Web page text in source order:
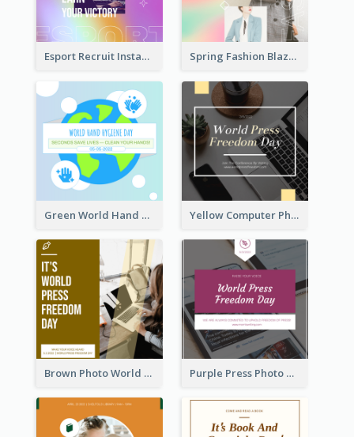
Esport Recruit Instagram Post Spring Fashion Blazer Instagram Post
Green World Hand Hygiene Day Instagram Post Yellow Computer Photo World Press Freedom Day Instagram Post
Brown Photo World Press Freedom Day Instagram Post Purple Press Photo World Press Freedom Day Instagram Post